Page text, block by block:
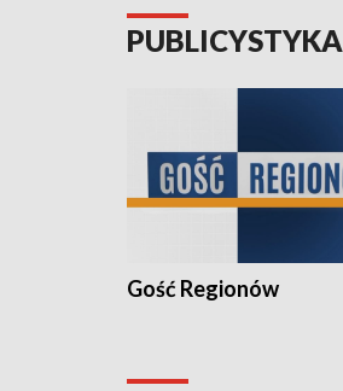
PUBLICYSTYKA
Gość Regionów